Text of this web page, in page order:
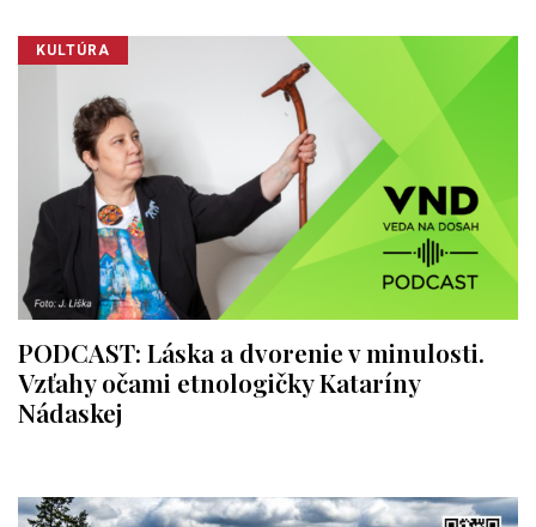
KULTÚRA
PODCAST: Láska a dvorenie v minulosti.
Vzťahy očami etnologičky Kataríny
Nádaskej